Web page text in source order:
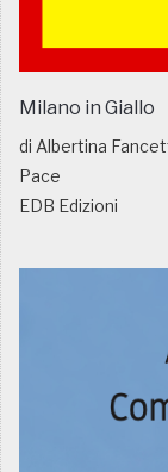
Milano in Giallo
di Albertina
Pace
EDB Edizioni